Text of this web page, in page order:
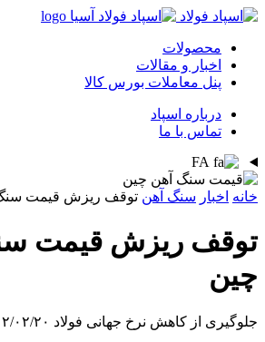
محصولات
اخبار و مقالات
پنل معاملات بورس کالا
درباره اسپاد
تماس با ما
FA
خانه اخبار سنگ آهن توقف ریزش قیمت
توقف ریزش قیمت
چین
جلوگیری از کاهش نرخ جهانی فولاد ۱۴۰۲/